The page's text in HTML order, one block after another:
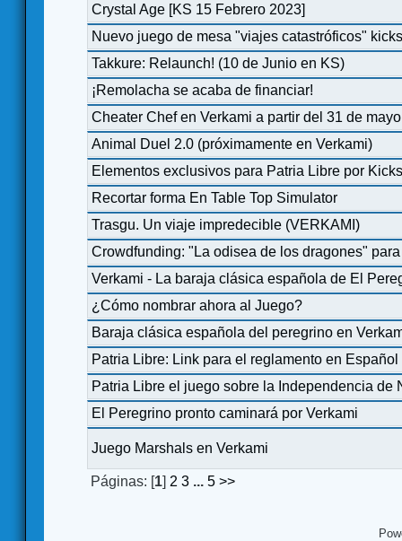
Crystal Age [KS 15 Febrero 2023]
Nuevo juego de mesa "viajes catastróficos"
Takkure: Relaunch! (10 de Junio en KS)
¡Remolacha se acaba de financiar!
Cheater Chef en Verkami a partir del 31 de mayo
Animal Duel 2.0 (próximamente en Verkami)
Elementos exclusivos para Patria Libre por
Recortar forma En Table Top Simulator
Trasgu. Un viaje impredecible (VERKAMI)
Crowdfunding: "La odisea de los dragones"
Verkami - La baraja clásica española de El
¿Cómo nombrar ahora al Juego?
Baraja clásica española del peregrino en
Patria Libre: Link para el reglamento en Español
Patria Libre el juego sobre la Independencia de
El Peregrino pronto caminará por Verkami
Juego Marshals en Verkami
Páginas: [1] 2 3 ... 5 >>